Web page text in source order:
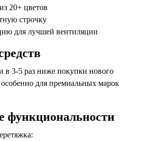
20+ цветов
строчку
для лучшей вентиляции
в 3-5 раз ниже покупки нового
для премиальных марок
функциональности